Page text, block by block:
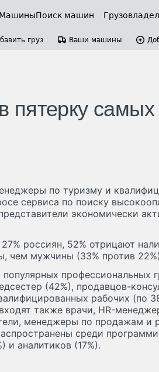
МашиныПоиск машин
груз Ваши машины
пятерку
по туризму и
сервиса по поиску
экономически
россиян, 52% отрицают
чем мужчины (33% против
профессиональных
(42%), продавцов-
рабочих (по
также врачи, HR-
менеджеры по продажам и
среди
и аналитиков (17%).